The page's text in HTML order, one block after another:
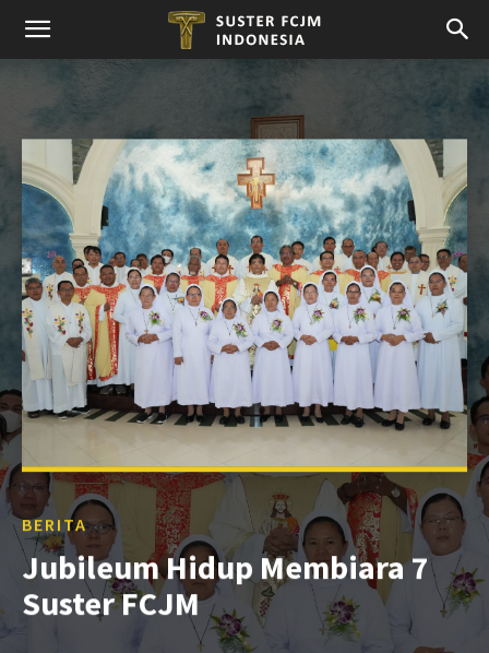
BERITA
Jubileum Hidup Membiara 7
Suster FCJM